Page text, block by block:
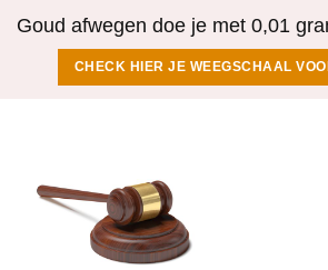
Goud afwegen doe je met 0,01
CHECK HIER JE WEEGSCHAAL